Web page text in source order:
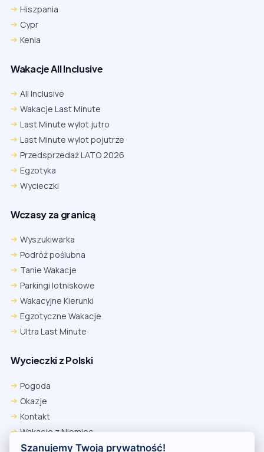
Hiszpania
Cypr
Kenia
Wakacje All Inclusive
All Inclusive
Wakacje Last Minute
Last Minute wylot jutro
Last Minute wylot pojutrze
Przedsprzedaż LATO 2026
Egzotyka
Wycieczki
Wczasy za granicą
Wyszukiwarka
Podróż poślubna
Tanie Wakacje
Parkingi lotniskowe
Wakacyjne Kierunki
Egzotyczne Wakacje
Ultra Last Minute
Wycieczki z Polski
Pogoda
Okazje
Kontakt
Wakacje z Niemiec
Polityka Prywatności
Firefox
Ustawienia → Prywatność i bezpieczeństwo → Pliki cookie innych
firm → ustaw „Zezwalaj”.
Na czas rezerwacji nie blokuj cookies i śledzenia dla tej witryny.
Szanujemy Twoją prywatność!